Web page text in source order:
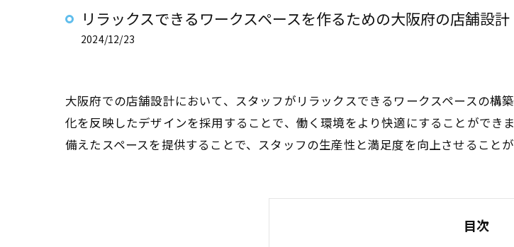
リラックスできるワークスペースを作るための大阪府の店舗設計
2024/12/23
大阪府での店舗設計において、スタッフがリラックスできるワークスペースの
化を反映したデザインを採用することで、働く環境をより快適にすることがで
備えたスペースを提供することで、スタッフの生産性と満足度を向上させることが
目次